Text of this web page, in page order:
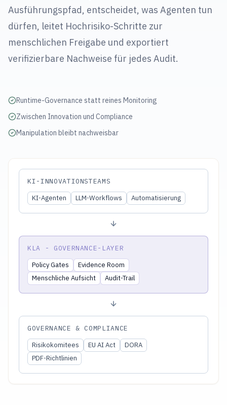
Ausführungspfad, entscheidet, was Agenten tun
dürfen, leitet Hochrisiko-Schritte zur
menschlichen Freigabe und exportiert
verifizierbare Nachweise für jedes Audit.
Runtime-Governance statt reines Monitoring
Zwischen Innovation und Compliance
Manipulation bleibt nachweisbar
KI-INNOVATIONSTEAMS
KI-Agenten
LLM-Workflows Automatisierung
KLA - GOVERNANCE-LAYER
Policy Gates
Evidence Room
Menschliche Aufsicht
Audit-Trail
GOVERNANCE & COMPLIANCE
Risikokomitees
EU AI Act
DORA
PDF-Richtlinien